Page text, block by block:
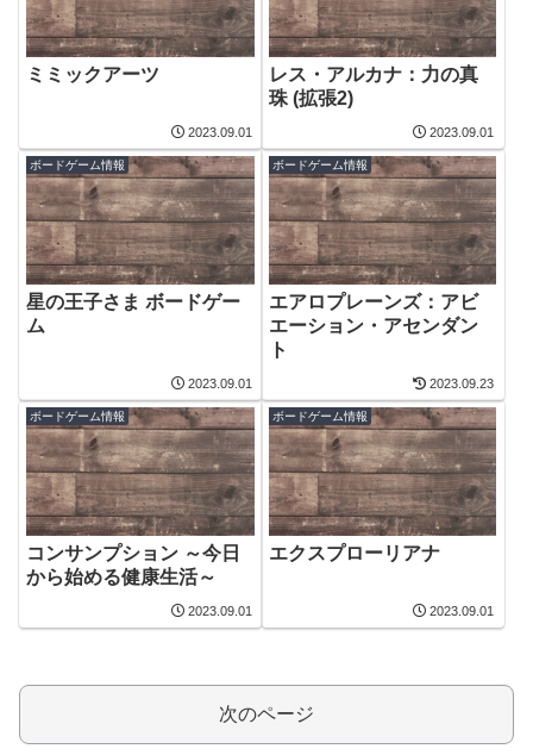
ミミックアーツ
2023.09.01
レス・アルカナ：力の真
珠 (拡張2)
2023.09.01
ボードゲーム情報
星の王子さま ボードゲー
ム
2023.09.01
ボードゲーム情報
エアロプレーンズ：アビ
エーション・アセンダン
ト
2023.09.23
ボードゲーム情報
コンサンプション ～今日
から始める健康生活～
2023.09.01
ボードゲーム情報
エクスプローリアナ
2023.09.01
次のページ